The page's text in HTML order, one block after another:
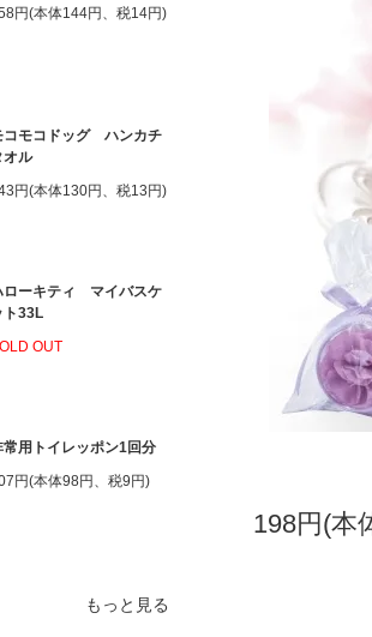
円(本体144円、税14円)
コモコドッグ ハンカチ
オル
円(本体130円、税13円)
ローキティ マイバスケ
ト33L
OUT
常用トイレッポン1回分
円(本体98円、税9円)
もっと見る
198円(本